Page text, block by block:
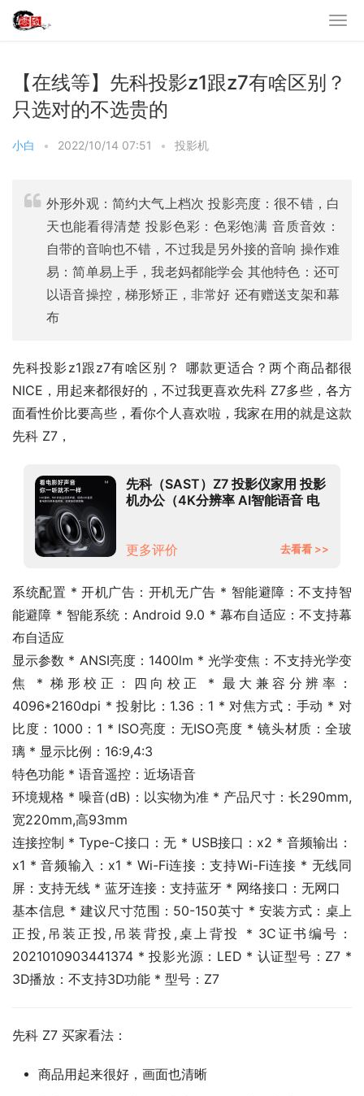
【在线等】先科投影z1跟z7有啥区别？
只选对的不选贵的
小白 • 2022/10/14 07:51 • 投影机
外形外观：简约大气上档次 投影亮度：很不错，白
天也能看得清楚 投影色彩：色彩饱满 音质音效：
自带的音响也不错，不过我是另外接的音响 操作难
易：简单易上手，我老妈都能学会 其他特色：还可
以语音操控，梯形矫正，非常好 还有赠送支架和幕
布
先科投影z1跟z7有啥区别？ 哪款更适合？两个商品都很
NICE，用起来都很好的，不过我更喜欢先科 Z7多些，各方
面看性价比要高些，看你个人喜欢啦，我家在用的就是这款
先科 Z7，
先科（SAST）Z7 投影仪家用 投影
机办公（4K分辨率 AI智能语音 电
更多评价
去看看 >>
系统配置 * 开机广告：开机无广告 * 智能避障：不支持智
能避障 * 智能系统：Android 9.0 * 幕布自适应：不支持幕
布自适应
显示参数 * ANSI亮度：1400lm * 光学变焦：不支持光学变
焦 * 梯形校正：四向校正 * 最大兼容分辨率：
4096*2160dpi * 投射比：1.36：1 * 对焦方式：手动 * 对
比度：1000：1 * ISO亮度：无ISO亮度 * 镜头材质：全玻
璃 * 显示比例：16:9,4:3
特色功能 * 语音遥控：近场语音
环境规格 * 噪音(dB)：以实物为准 * 产品尺寸：长290mm,
宽220mm,高93mm
连接控制 * Type-C接口：无 * USB接口：x2 * 音频输出：
x1 * 音频输入：x1 * Wi-Fi连接：支持Wi-Fi连接 * 无线同
屏：支持无线 * 蓝牙连接：支持蓝牙 * 网络接口：无网口
基本信息 * 建议尺寸范围：50-150英寸 * 安装方式：桌上
正投,吊装正投,吊装背投,桌上背投 * 3C证书编号：
2021010903441374 * 投影光源：LED * 认证型号：Z7 *
3D播放：不支持3D功能 * 型号：Z7
先科 Z7 买家看法：
商品用起来很好，画面也清晰